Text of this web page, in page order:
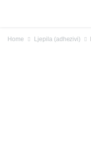
Home Ljepila (adhezivi)